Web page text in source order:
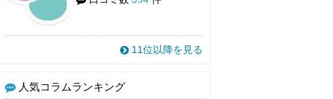
11位以降を見る
人気コラムランキング